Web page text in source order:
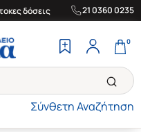
δόσεις | Δωρεάν
21 0360 0235
Σύνθετη Αναζήτηση
0